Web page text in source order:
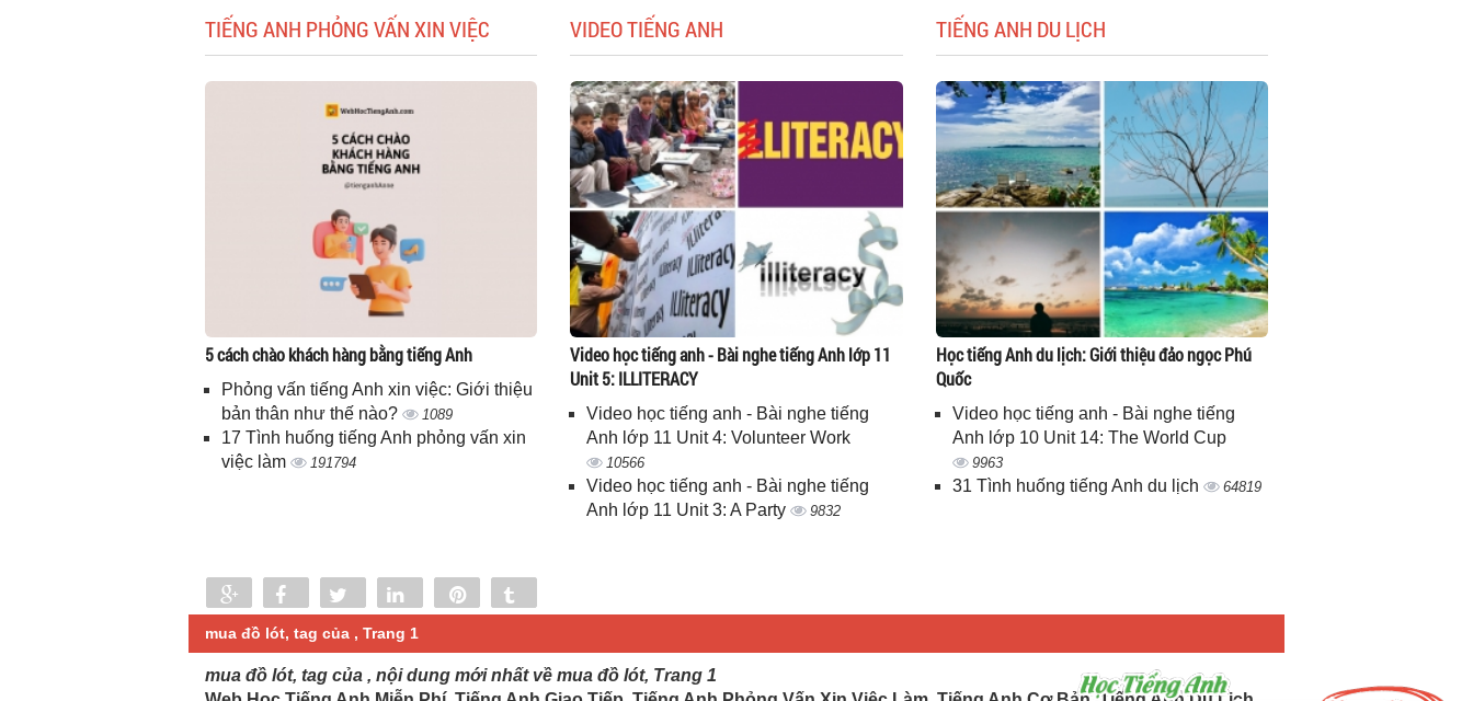
TIẾNG ANH PHỎNG VẤN XIN VIỆC
5 cách chào khách hàng bằng tiếng Anh
Phỏng vấn tiếng Anh xin việc: Giới thiệu
bản thân như thế nào?
1089
17 Tình huống tiếng Anh phỏng vấn xin
việc làm
191794
VIDEO TIẾNG ANH
Video học tiếng anh - Bài nghe tiếng Anh lớp 11
Unit 5: ILLITERACY
Video học tiếng anh - Bài nghe tiếng
Anh lớp 11 Unit 4: Volunteer Work
10566
Video học tiếng anh - Bài nghe tiếng
Anh lớp 11 Unit 3: A Party
9832
TIẾNG ANH DU LỊCH
Học tiếng Anh du lịch: Giới thiệu đảo ngọc Phú
Quốc
Video học tiếng anh - Bài nghe tiếng
Anh lớp 10 Unit 14: The World Cup
9963
31 Tình huống tiếng Anh du lịch 64819
Share Share Tweet Share
mua đồ lót, tag của , Trang 1
mua đồ lót, tag của , nội dung mới nhất về mua đồ lót, Trang 1